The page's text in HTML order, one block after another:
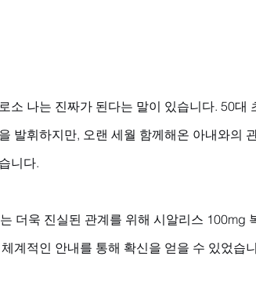
소 나는 진짜가 된다는 말이 있습니다. 50대
발휘하지만, 오랜 세월 함께해온 아내와의
니다.
더욱 진실된 관계를 위해 시알리스 100mg
계적인 안내를 통해 확신을 얻을 수 있었습